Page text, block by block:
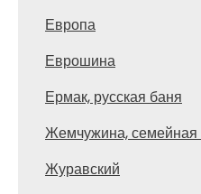
Европа
Еврошина
Ермак, русская баня
Жемчужина, семейная
Журавский